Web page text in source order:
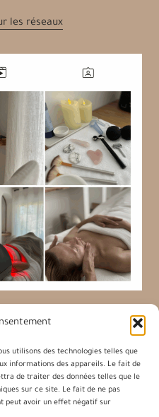
utilisons des technologies telles que
informations des appareils. Le fait de
de traiter des données telles que le
sur ce site. Le fait de ne pas
peut avoir un effet négatif sur
les réseaux